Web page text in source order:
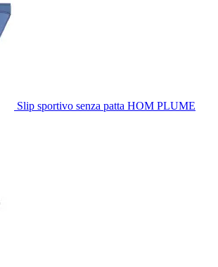
Slip sportivo senza patta HOM PLUME